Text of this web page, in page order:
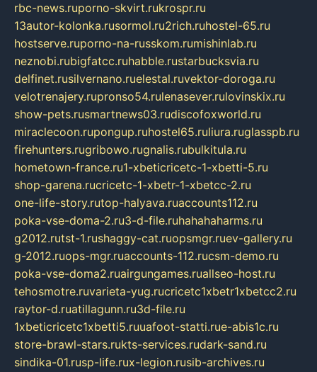
rbc-news.ruporno-skvirt.rukrospr.ru
13autor-kolonka.rusormol.ru2rich.ruhostel-65.ru
hostserve.ruporno-na-russkom.rumishinlab.ru
neznobi.rubigfatcc.ruhabble.rustarbucksvia.ru
delfinet.rusilvernano.ruelestal.ruvektor-doroga.ru
velotrenajery.rupronso54.rulenasever.rulovinskix.ru
show-pets.rusmartnews03.rudiscofoxworld.ru
miraclecoon.rupongup.ruhostel65.ruliura.ruglasspb.ru
firehunters.rugribowo.rugnalis.rubulkitula.ru
hometown-france.ru1-xbeticricetc-1-xbetti-5.ru
shop-garena.rucricetc-1-xbetr-1-xbetcc-2.ru
one-life-story.rutop-halyava.ruaccounts112.ru
poka-vse-doma-2.ru3-d-file.ruhahahaharms.ru
g2012.rutst-1.rushaggy-cat.ruopsmgr.ruev-gallery.ru
g-2012.ruops-mgr.ruaccounts-112.rucsm-demo.ru
poka-vse-doma2.ruairgungames.ruallseo-host.ru
tehosmotre.ruvarieta-yug.rucricetc1xbetr1xbetcc2.ru
raytor-d.ruatillagunn.ru3d-file.ru
1xbeticricetc1xbetti5.ruuafoot-statti.rue-abis1c.ru
store-brawl-stars.rukts-services.rudark-sand.ru
sindika-01.rusp-life.rux-legion.rusib-archives.ru